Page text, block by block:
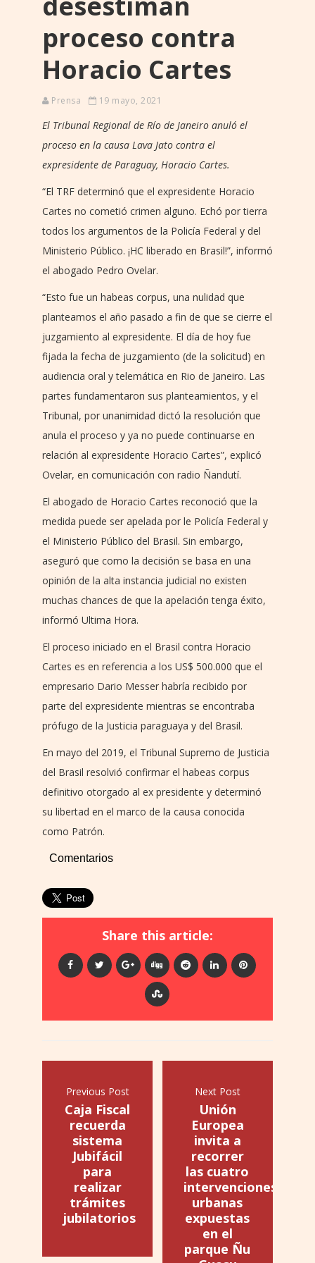
proceso contra
Horacio Cartes
Prensa 19 mayo, 2021
El Tribunal Regional de Río de Janeiro anuló el
proceso en la causa Lava Jato contra el
expresidente de Paraguay, Horacio Cartes.
“El TRF determinó que el expresidente Horacio
Cartes no cometió crimen alguno. Echó por tierra
todos los argumentos de la Policía Federal y del
Ministerio Público. ¡HC liberado en Brasil!”, informó
el abogado Pedro Ovelar.
“Esto fue un habeas corpus, una nulidad que
planteamos el año pasado a fin de que se cierre el
juzgamiento al expresidente. El día de hoy fue
fijada la fecha de juzgamiento (de la solicitud) en
audiencia oral y telemática en Rio de Janeiro. Las
partes fundamentaron sus planteamientos, y el
Tribunal, por unanimidad dictó la resolución que
anula el proceso y ya no puede continuarse en
relación al expresidente Horacio Cartes”, explicó
Ovelar, en comunicación con radio Ñandutí.
El abogado de Horacio Cartes reconoció que la
medida puede ser apelada por le Policía Federal y
el Ministerio Público del Brasil. Sin embargo,
aseguró que como la decisión se basa en una
opinión de la alta instancia judicial no existen
muchas chances de que la apelación tenga éxito,
informó Ultima Hora.
El proceso iniciado en el Brasil contra Horacio
Cartes es en referencia a los US$ 500.000 que el
empresario Dario Messer habría recibido por
parte del expresidente mientras se encontraba
prófugo de la Justicia paraguaya y del Brasil.
En mayo del 2019, el Tribunal Supremo de Justicia
del Brasil resolvió confirmar el habeas corpus
definitivo otorgado al ex presidente y determinó
su libertad en el marco de la causa conocida
como Patrón.
Comentarios
Share this article:
Previous Post
Caja Fiscal
recuerda
sistema
Jubifácil
para
realizar
trámites
jubilatorios
Next Post
Unión
Europea
invita a
recorrer
las cuatro
intervenciones
urbanas
expuestas
en el
parque Ñu